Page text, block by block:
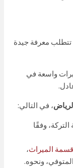
تتطلب معرفة جيدة
واسعة في
، في التالي:
وفقًا
قسمة الميراث،
ونحوه.